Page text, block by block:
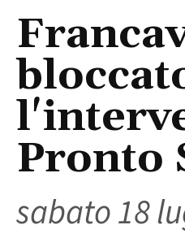
Pronto
sabato 18